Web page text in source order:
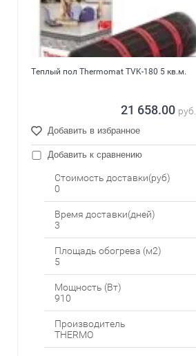
Теплый пол Thermomat TVK-180 5 кв.м.
21 658.00 руб.
Добавить в избранное
Добавить к сравнению
Стоимость доставки(руб)
0
Время доставки(дней)
3
Площадь обогрева (м2)
5
Мощность (Вт)
910
Производитель
THERMO